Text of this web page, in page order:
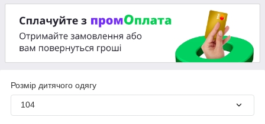
Розмір дитячого одягу
104